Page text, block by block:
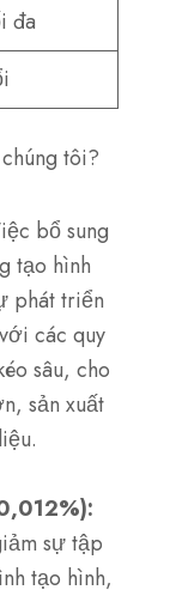
đa
tôi?
bổ sung
tạo hình
phát triển
các quy
sâu, cho
sản xuất
sự tập
tạo hình,